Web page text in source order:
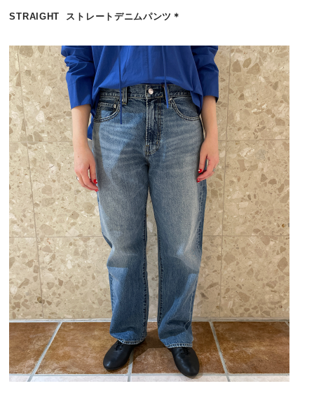
STRAIGHT ストレートデニムパンツ＊